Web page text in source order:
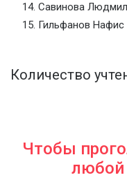
Савинова
Гильфанов Нафис
Количество
Чтобы
любой